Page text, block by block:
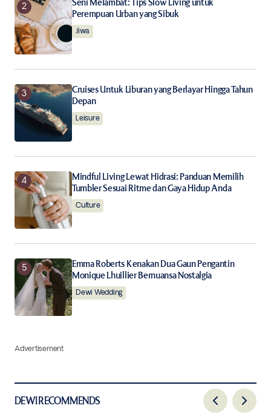
Notify me of new posts by email.
Submit Comment
Seni Melambat: Tips Slow Living untuk
Perempuan Urban yang Sibuk
Jiwa
Cruises Untuk Liburan yang Berlayar Hingga Tahun
Depan
Leisure
Mindful Living Lewat Hidrasi: Panduan Memilih
Tumbler Sesuai Ritme dan Gaya Hidup Anda
Culture
Emma Roberts Kenakan Dua Gaun Pengantin
Monique Lhuillier Bernuansa Nostalgia
Dewi Wedding
Advertisement
DEWI RECOMMENDS